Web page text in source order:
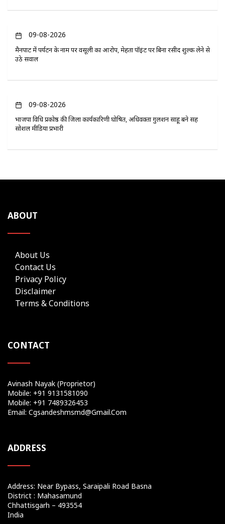
09-08-2026
मैनपाट में पर्यटन के नाम पर वसूली का आरोप, मेहता पॉइंट पर बिना रसीद शुल्क लेने से
उठे सवाल
09-08-2026
भाजपा विधि प्रकोष्ठ की जिला कार्यकारिणी घोषित, अधिवक्ता गुलशन साहू बने सह
सोशल मीडिया प्रभारी
ABOUT
About Us
Contact Us
Privacy Policy
Disclaimer
Terms & Conditions
CONTACT
Avinash Nayak (Proprietor)
Mobile: +91 9131581090
Mobile: +91 7489326453
Email: Cgsandeshmsmd@gmail.com
ADDRESS
Address: Near Bypass, Saraipali Road Basna
District : Mahasamund
Chhattisgarh – 493554
India